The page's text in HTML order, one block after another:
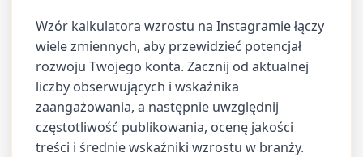
Wzór kalkulatora wzrostu na Instagramie łączy
wiele zmiennych, aby przewidzieć potencjał
rozwoju Twojego konta. Zacznij od aktualnej
liczby obserwujących i wskaźnika
zaangażowania, a następnie uwzględnij
częstotliwość publikowania, ocenę jakości
treści i średnie wskaźniki wzrostu w branży.